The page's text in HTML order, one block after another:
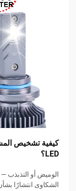
كيفية تشخيص
LED؟